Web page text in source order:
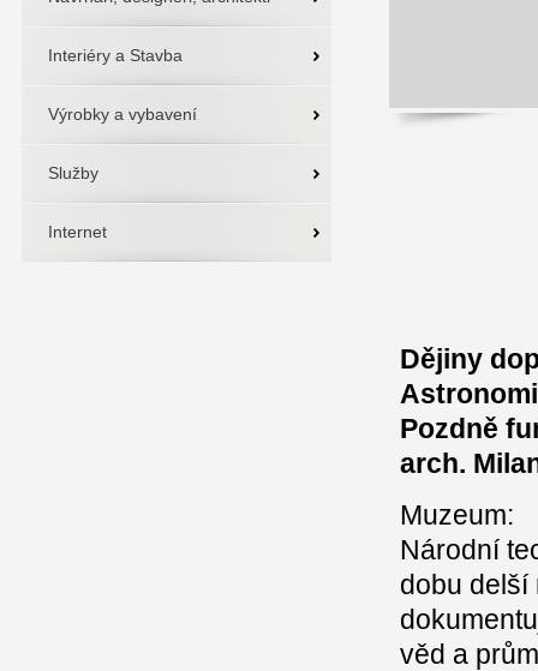
Interiéry a Stavba
Výrobky a vybavení
Služby
Internet
Dějiny
Pozdně
arch.
Muzeum:
Národní
dobu delší
věd a